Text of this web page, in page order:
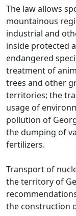
The law allows
mountainous
industrial and
inside protected
endangered
treatment of
trees and other
territories; the
usage of
pollution of
the dumping of
fertilizers.
Transport of
the territory of
the construction